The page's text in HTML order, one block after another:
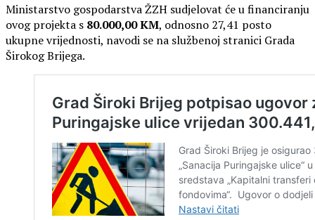
Ministarstvo gospodarstva ŽZH sudjelovat će u financiranju
ovog projekta s 80.000,00 KM, odnosno 27,41 posto
ukupne vrijednosti, navodi se na službenoj stranici Grada
Širokog Brijega.